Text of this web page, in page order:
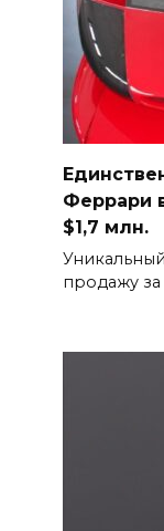
Феррари
$1,7 млн.
продажу